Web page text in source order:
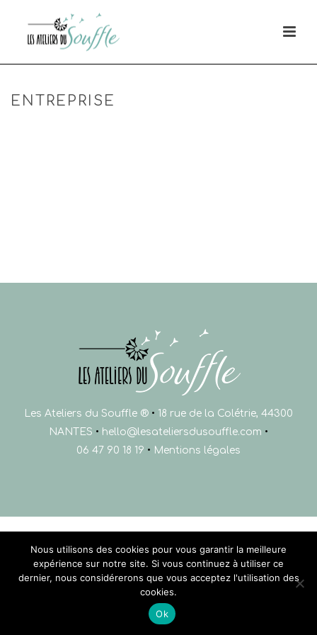
ENTREPRISE
Les Ateliers du Souffle ® • 18 rue de la Colétrie, 44300
NANTES • hello@lesateliersdusouffle.com •
06 47 90 18 19 • Mentions légales
Nous utilisons des cookies pour vous garantir la meilleure
expérience sur notre site. Si vous continuez à utiliser ce
dernier, nous considérerons que vous acceptez l'utilisation des
cookies.
Ok